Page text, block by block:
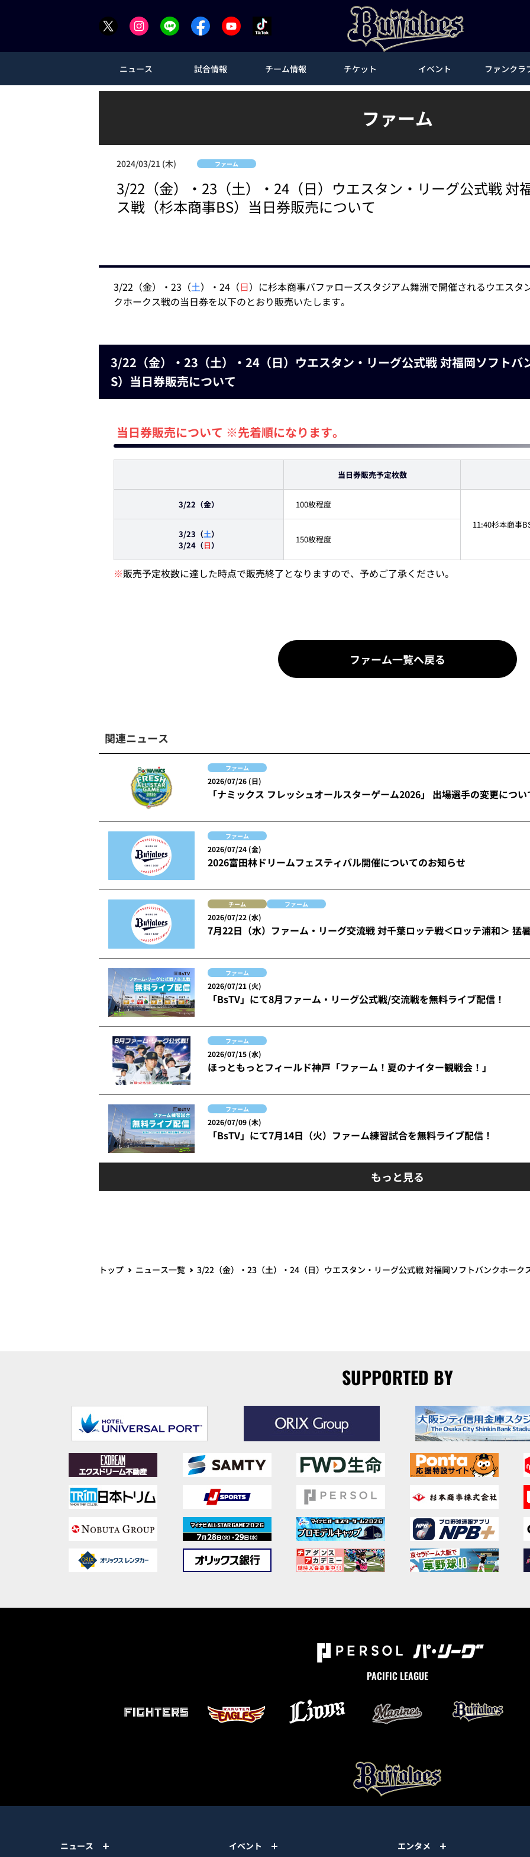
ニュース 試合情報 チーム情報 チケット イベント ファンクラ
ファーム
2024/03/21 (木) ファーム
3/22（金）・23（土）・24（日）ウエスタン・リーグ公式戦 対
ス戦（杉本商事BS）当日券販売について
3/22（金）・23（土）・24（日）に杉本商事バファローズスタジアム舞洲で開催されるウエスタ
クホークス戦の当日券を以下のとおり販売いたします。
3/22（金）・23（土）・24（日）ウエスタン・リーグ公式戦 対福岡ソフトバ
S）当日券販売について
当日券販売について ※先着順になります。
当日券販売予定枚数
3/22（金）
100枚程度
11:40杉本商事
3/23（土）
3/24 （日）
150枚程度
※販売予定枚数に達した時点で販売終了となりますので、予めご了承ください。
ファーム一覧へ戻る
関連ニュース
ファーム
2026/07/26 (日)
「ナミックス フレッシュオールスターゲーム2026」 出場選手の変更につい
ファーム
2026/07/24 (金)
2026富田林ドリームフェスティバル開催についてのお知らせ
チーム ファーム
2026/07/22 (水)
7月22日（水）ファーム・リーグ交流戦 対千葉ロッテ戦＜ロッテ浦和＞ 猛
ファーム
2026/07/21 (火)
「BsTV」にて8月ファーム・リーグ公式戦/交流戦を無料ライブ配信！
ファーム
2026/07/15 (水)
ほっともっとフィールド神戸「ファーム！夏のナイター観戦会！」
ファーム
2026/07/09 (木)
「BsTV」にて7月14日（火）ファーム練習試合を無料ライブ配信！
もっと見る
トップ ニュース一覧 3/22（金）・23（土）・24（日）ウエスタン・リーグ公式戦 対福岡ソフトバンクホーク
SUPPORTED BY
PACIFIC LEAGUE
ニュース イベント エンタメ